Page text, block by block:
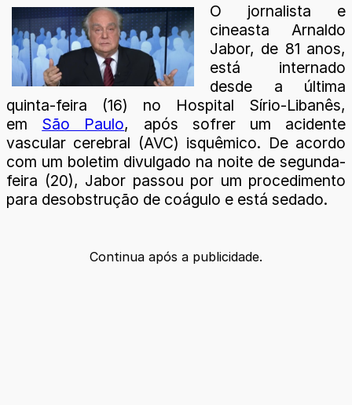
O jornalista e
cineasta Arnaldo
Jabor, de 81 anos,
está internado
desde a última
quinta-feira (16) no Hospital Sírio-Libanês,
em São Paulo, após sofrer um acidente
vascular cerebral (AVC) isquêmico. De acordo
com um boletim divulgado na noite de segunda-
feira (20), Jabor passou por um procedimento
para desobstrução de coágulo e está sedado.
Continua após a publicidade.